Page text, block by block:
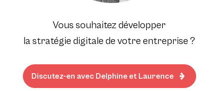
Vous souhaitez développer
la stratégie digitale de votre entreprise ?
Discutez-en avec Delphine et Laurence